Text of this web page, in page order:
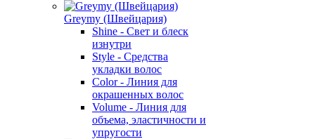
Greymy (Швейцария)
Shine - Свет и блеск
изнутри
Style - Средства
укладки волос
Color - Линия для
окрашенных волос
Volume - Линия для
объема, эластичности и
упругости